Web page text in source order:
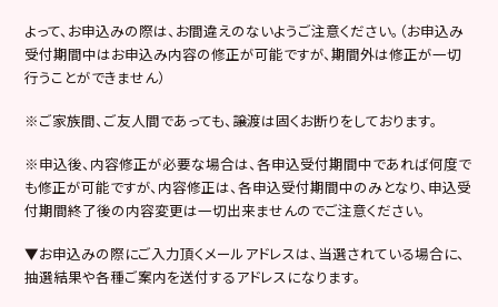
よって、お申込みの際は、お間違えのないようご注意ください。（お申込み
受付期間中はお申込み内容の修正が可能ですが、期間外は修正が一切
行うことができません）
※ご家族間、ご友人間であっても、譲渡は固くお断りをしております。
※申込後、内容修正が必要な場合は、各申込受付期間中であれば何度で
も修正が可能ですが、内容修正は、各申込受付期間中のみとなり、申込受
付期間終了後の内容変更は一切出来ませんのでご注意ください。
▼お申込みの際にご入力頂くメールアドレスは、当選されている場合に、
抽選結果や各種ご案内を送付するアドレスになります。